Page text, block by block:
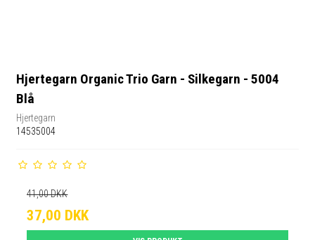
Hjertegarn Organic Trio Garn - Silkegarn - 5004
Blå
Hjertegarn
14535004
41,00 DKK
37,00 DKK